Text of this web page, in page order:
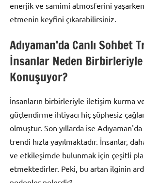
enerjik ve samimi atmosferini
etmenin keyfini çıkarabilirsiniz.
Adıyaman’da Canlı Sohbet
İnsanlar Neden Birbirleriyle
Konuşuyor?
İnsanların birbirleriyle iletişim kurma ve
güçlendirme ihtiyacı hiç şüphesiz
olmuştur. Son yıllarda ise Adıyaman'da
trendi hızla yayılmaktadır. İnsanlar,
ve etkileşimde bulunmak için çeşitli
etmektedirler. Peki, bu artan ilginin